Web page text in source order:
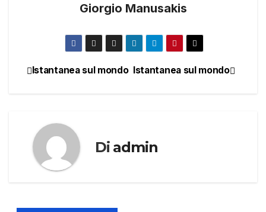
Giorgio Manusakis
NavigazioneIstantanea sul mondo
Istantanea sul mondo
Di admin